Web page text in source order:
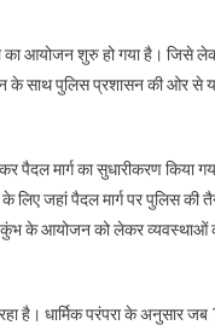
का आयोजन शुरु हो गया है। जिसे
साथ पुलिस प्रशासन की ओर से यहां
पैदल मार्ग का सुधारीकरण किया
जहां पैदल मार्ग पर पुलिस की
कुंभ के आयोजन को लेकर व्यवस्थाओं
है। धार्मिक परंपरा के अनुसार जब